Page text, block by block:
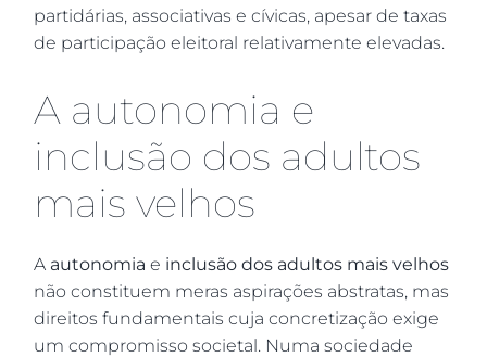
partidárias, associativas e cívicas, apesar de taxas
de participação eleitoral relativamente elevadas.
A autonomia e
inclusão dos adultos
mais velhos
A autonomia e inclusão dos adultos mais velhos
não constituem meras aspirações abstratas, mas
direitos fundamentais cuja concretização exige
um compromisso societal. Numa sociedade